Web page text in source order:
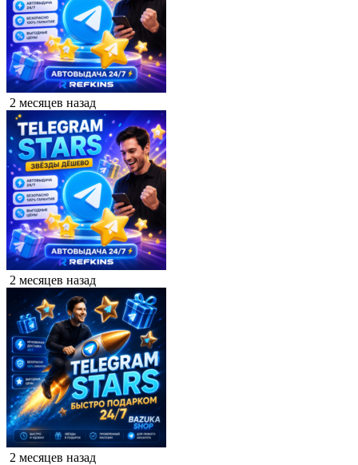
2 месяцев назад
2 месяцев назад
2 месяцев назад